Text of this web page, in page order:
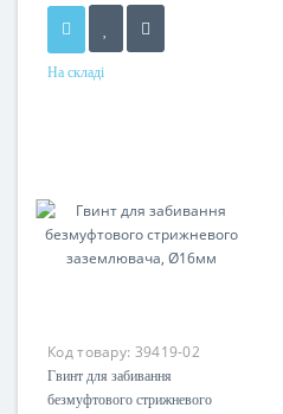
На складі
Код товару: 39419-02
Гвинт для забивання
безмуфтового стрижневого